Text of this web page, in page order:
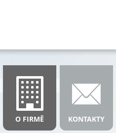
O FIRMĚ KONTAKTY